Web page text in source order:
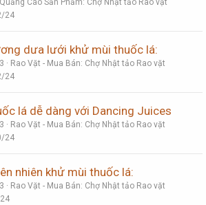
Quảng Cáo Sản Phẩm: Chợ Nhật tảo Rao vặt
24
dưa lưới khử mùi thuốc lá:
Rao Vặt - Mua Bán: Chợ Nhật tảo Rao vặt
24
lá dễ dàng với Dancing Juices
Rao Vặt - Mua Bán: Chợ Nhật tảo Rao vặt
24
nhiên khử mùi thuốc lá:
Rao Vặt - Mua Bán: Chợ Nhật tảo Rao vặt